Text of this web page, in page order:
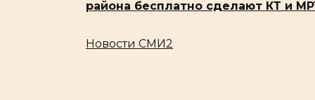
района бесплатно сделают КТ и
Новости СМИ2